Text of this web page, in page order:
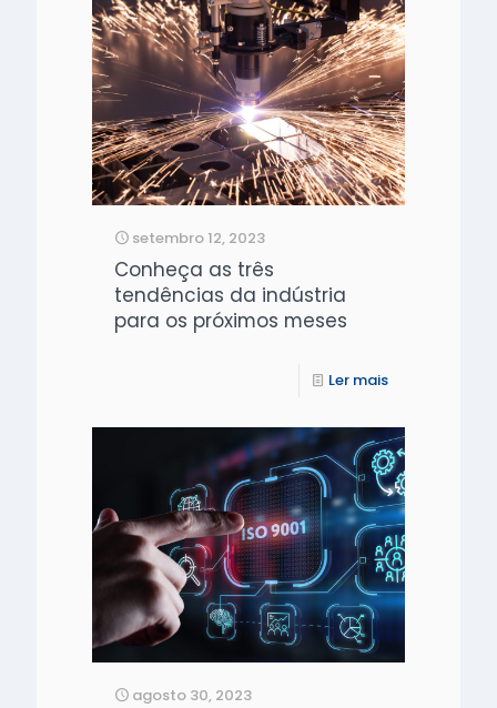
setembro 12, 2023
Conheça as três
tendências da indústria
para os próximos meses
Ler mais
agosto 30, 2023